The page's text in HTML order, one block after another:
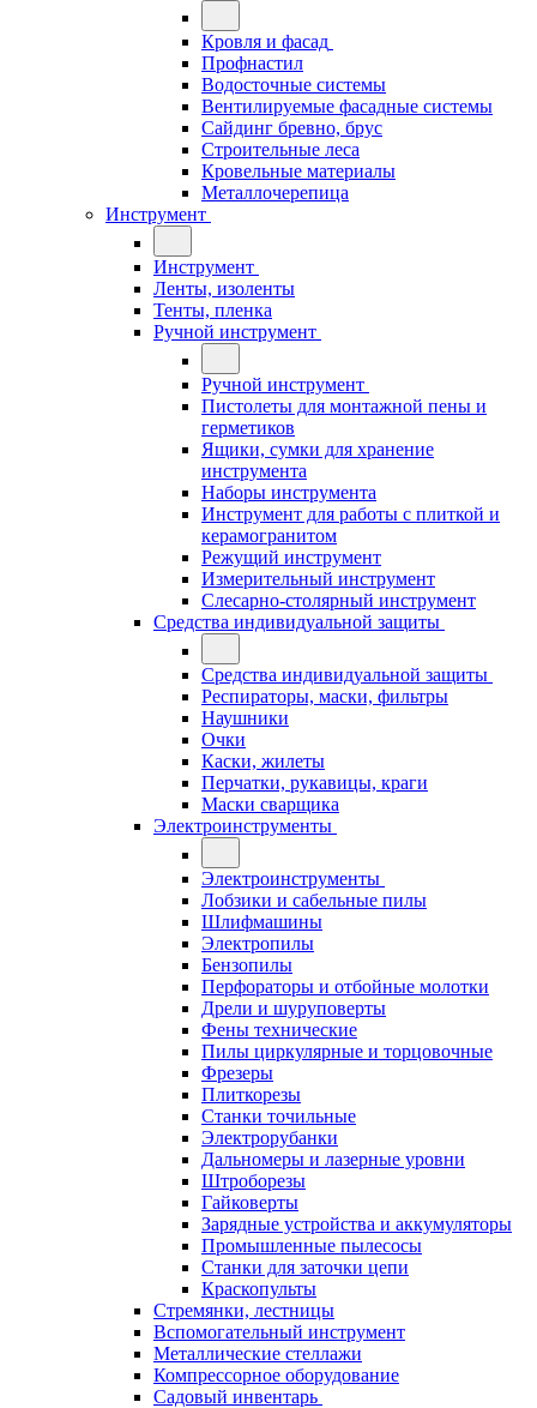
Кровля и фасад
Профнастил
Водосточные системы
Вентилируемые фасадные системы
Сайдинг бревно, брус
Строительные леса
Кровельные материалы
Металлочерепица
Инструмент
Инструмент
Ленты, изоленты
Тенты, пленка
Ручной инструмент
Ручной инструмент
Пистолеты для монтажной пены и
герметиков
Ящики, сумки для хранение
инструмента
Наборы инструмента
Инструмент для работы с плиткой и
керамогранитом
Режущий инструмент
Измерительный инструмент
Слесарно-столярный инструмент
Средства индивидуальной защиты
Средства индивидуальной защиты
Респираторы, маски, фильтры
Наушники
Очки
Каски, жилеты
Перчатки, рукавицы, краги
Маски сварщика
Электроинструменты
Электроинструменты
Лобзики и сабельные пилы
Шлифмашины
Электропилы
Бензопилы
Перфораторы и отбойные молотки
Дрели и шуруповерты
Фены технические
Пилы циркулярные и торцовочные
Фрезеры
Плиткорезы
Станки точильные
Электрорубанки
Дальномеры и лазерные уровни
Штроборезы
Гайковерты
Зарядные устройства и аккумуляторы
Промышленные пылесосы
Станки для заточки цепи
Краскопульты
Стремянки, лестницы
Вспомогательный инструмент
Металлические стеллажи
Компрессорное оборудование
Садовый инвентарь